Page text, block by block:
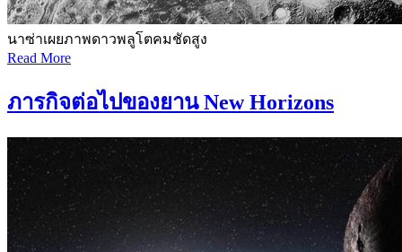
นาซ่าเผยภาพดาวพลูโตคมชัดสูง
Read More
ภารกิจต่อไปของยาน New Horizons